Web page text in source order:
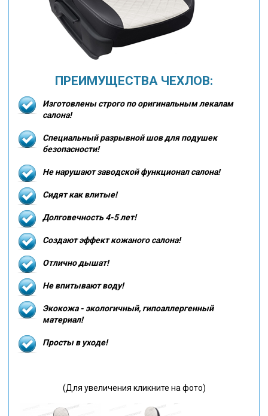
ПРЕИМУЩЕСТВА ЧЕХЛОВ:
Изготовлены строго по оригинальным лекалам
салона!
Специальный разрывной шов для подушек
безопасности!
Не нарушают заводской функционал салона!
Сидят как влитые!
Долговечность 4-5 лет!
Создают эффект кожаного салона!
Отлично дышат!
Не впитывают воду!
Экокожа - экологичный, гипоаллергенный
материал!
Просты в уходе!
(Для увеличения кликните на фото)